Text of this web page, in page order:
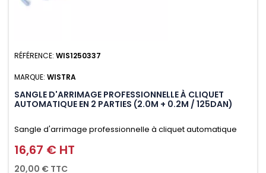
RÉFÉRENCE: WIS1250337
MARQUE: WISTRA
SANGLE D'ARRIMAGE PROFESSIONNELLE À CLIQUET
AUTOMATIQUE EN 2 PARTIES (2.0M + 0.2M / 125DAN)
Sangle d'arrimage professionnelle à cliquet automatique
avec crochet deux doigts soudés en J en 2 parties (2.0M +
0.2M / 125daN), simple et rapide d'utilisation. Permet
Prix
16,67 € HT
20,00 € TTC